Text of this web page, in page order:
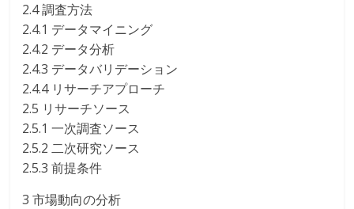
2.4 調査方法
2.4.1 データマイニング
2.4.2 データ分析
2.4.3 データバリデーション
2.4.4 リサーチアプローチ
2.5 リサーチソース
2.5.1 一次調査ソース
2.5.2 二次研究ソース
2.5.3 前提条件
3 市場動向の分析